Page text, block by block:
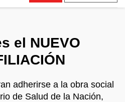
el NUEVO
adherirse a la obra social
de Salud de la Nación,